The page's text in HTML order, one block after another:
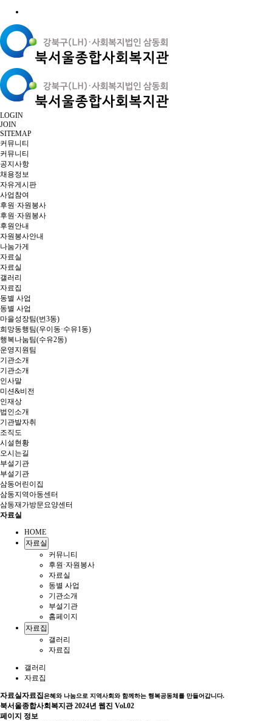
LOGIN
JOIN
SITEMAP
커뮤니티
커뮤니티
공지사항
채용정보
자유게시판
사업참여
후원·자원봉사
후원·자원봉사
후원안내
자원봉사안내
나눔가게
자료실
자료실
갤러리
자료집
동별 사업
동별 사업
마을성장팀(번3동)
희망동행팀(우이동·수유1동)
행복나눔팀(수유2동)
운영지원팀
기관소개
기관소개
인사말
미션&비전
인재상
법인소개
기관발자취
조직도
시설현황
오시는길
부설기관
부설기관
삼동어린이집
삼동지역아동센터
삼동재가방문요양센터
자료실
HOME
자료실
커뮤니티
후원·자원봉사
자료실
동별 사업
기관소개
부설기관
홈페이지
자료집
갤러리
자료집
갤러리
자료집
자료실자료집은혜와 나눔으로 지역사회와 함께하는 행복공동체를 만들어갑니다.
북서울종합사회복지관 2024년 웹진 Vol.02
페이지 정보